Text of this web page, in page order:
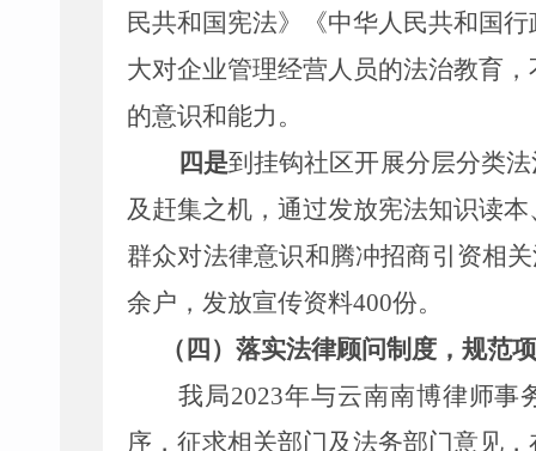
民共和国宪法》
《中华人民共和国
大对企业管理经营人员的法治教育 ，
的意识和能力。
四是到挂钩社区开展分层分类
及赶集之机，通过发放宪法知识读
群众对法律意识和腾冲招商引资相
余户，发放宣传资料400份。
（四）落实法律顾问制度，规范
我局2023年与云南南博律师事
序，征求相关部门及法务部门意见，